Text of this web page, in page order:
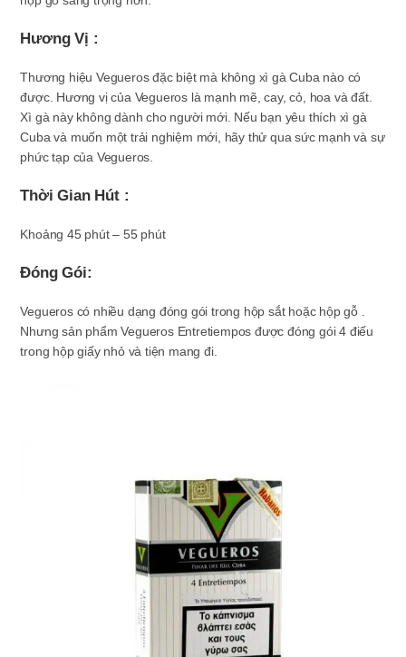
Hương Vị :
Thương hiệu Vegueros đặc biệt mà không xì gà Cuba nào có
được. Hương vị của Vegueros là mạnh mẽ, cay, cỏ, hoa và đất.
Xì gà này không dành cho người mới. Nếu bạn yêu thích xì gà
Cuba và muốn một trải nghiệm mới, hãy thử qua sức mạnh và sự
phức tạp của Vegueros.
Thời Gian Hút :
Khoảng 45 phút – 55 phút
Đóng Gói:
Vegueros có nhiều dạng đóng gói trong hộp sắt hoặc hộp gỗ .
Nhưng sản phẩm Vegueros Entretiempos được đóng gói 4 điếu
trong hộp giấy nhỏ và tiện mang đi.